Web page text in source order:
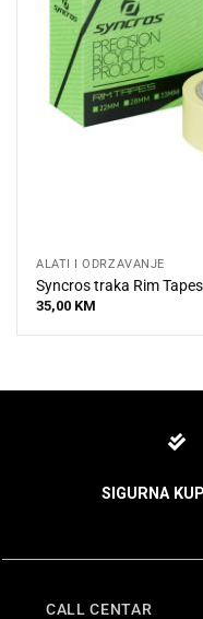
ALATI I ODRŽAVANJE
Syncros traka Rim
35,00 KM
SIGURNA
CALL CENTAR